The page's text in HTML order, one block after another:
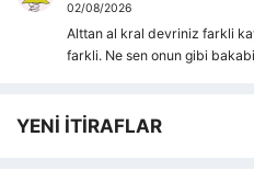
02/08/2026
Alttan al kral devriniz farkli
farkli. Ne sen onun gibi
YENİ İTİRAFLAR